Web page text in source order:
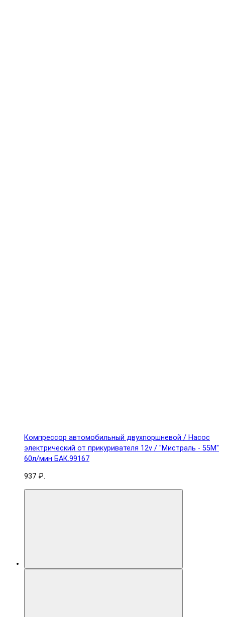
Компрессор автомобильный двухпоршневой / Насос
электрический от прикуривателя 12v / "Мистраль - 55М"
60л/мин БАК.99167
937 ₽.